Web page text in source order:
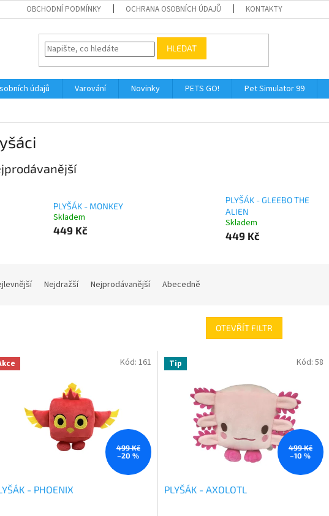
OBCHODNÍ PODMÍNKY OCHRANA OSOBNÍCH ÚDAJŮ KONTAKTY
HLEDAT
údajů Varování Novinky PETS GO! Pet Simulator 99
PLYŠÁK - MONKEY
Skladem
449 Kč
PLYŠÁK - GLEEBO THE
ALIEN
Skladem
449 Kč
Nejdražší Nejprodávanější Abecedně
OTEVŘÍT FILTR
499 Kč
–20 %
- PHOENIX
Kód: 161 Tip
499 Kč
–10 %
PLYŠÁK - AXOLOTL
Kód: 58